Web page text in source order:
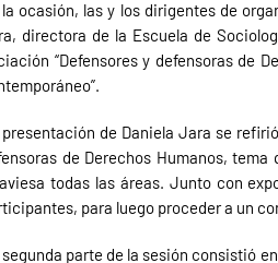
la ocasión, las y los dirigentes de
directora de la Escuela de
“Defensores y defensoras de
de Daniela Jara se
de Derechos Humanos,
todas las áreas. Junto con
para luego proceder a un
parte de la sesión consistió